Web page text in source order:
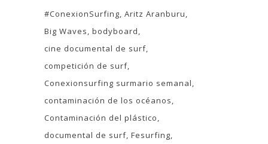
#ConexionSurfing Aritz Aranburu
Big Waves bodyboard
cine documental de surf
competición de surf
Conexionsurfing surmario semanal
contaminación de los océanos
Contaminación del plástico
documental de surf Fesurfing